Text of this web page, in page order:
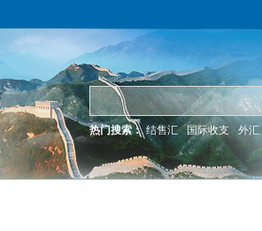
热门搜索： 结售汇 国际收支 外汇